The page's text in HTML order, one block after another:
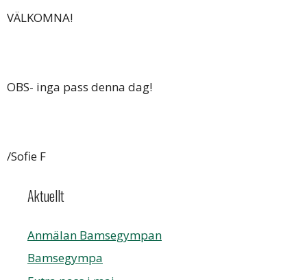
VÄLKOMNA!
OBS- inga pass denna dag!
/Sofie F
Aktuellt
Anmälan Bamsegympan
Bamsegympa